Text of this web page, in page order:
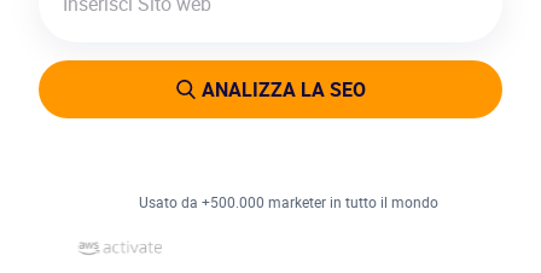
ANALIZZA LA SEO
Usato da +500.000 marketer in tutto il mondo